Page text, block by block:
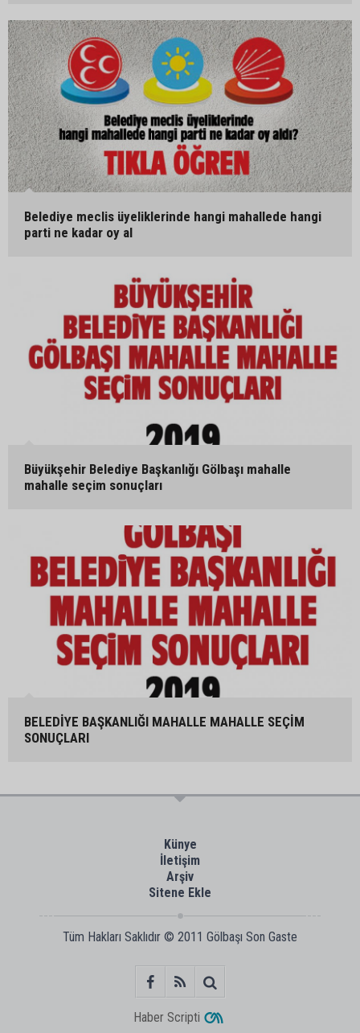
Belediye meclis üyeliklerinde hangi mahallede hangi
parti ne kadar oy al
Büyükşehir Belediye Başkanlığı Gölbaşı mahalle
mahalle seçim sonuçları
BELEDİYE BAŞKANLIĞI MAHALLE MAHALLE SEÇİM
SONUÇLARI
Künye
İletişim
Arşiv
Sitene Ekle
Tüm Hakları Saklıdır © 2011 Gölbaşı Son Gaste
Haber Scripti